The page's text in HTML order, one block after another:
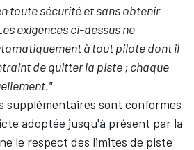
toute sécurité et sans obtenir
exigences ci-dessus ne
à tout pilote dont il
de quitter la piste ; chaque
supplémentaires sont conformes
adoptée jusqu'à présent par la
le respect des limites de piste